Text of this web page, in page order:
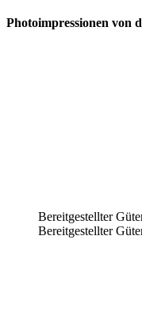
Photoimpressionen von
Bereitgestellter
Bereitgestellter